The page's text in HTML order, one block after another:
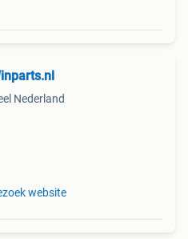
Nederland
website